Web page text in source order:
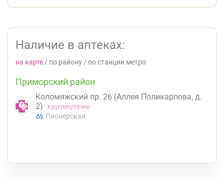
Наличие в аптеках:
на карте / по району / по станции метро
Приморский район
Коломяжский пр. 26 (Аллея Поликарпова, д.
2)
Круглосуточно
Пионерская